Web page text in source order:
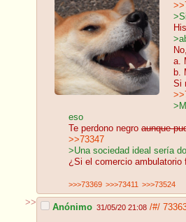
a.
b.
Si
eso
Te perdono negro aunque
>>73347
>Una sociedad ideal sería
¿Si el comercio ambulatorio
>>>73369 >>>73411 >>>73524
>> Anónimo 31/05/20 21:08 /#/